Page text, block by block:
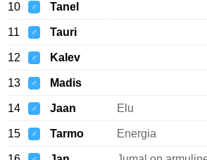
10 ♂ Tanel
11 ♂ Tauri
12 ♂ Kalev
13 ♂ Madis
14 ♂ Jaan Elu
15 ♂ Tarmo Energia